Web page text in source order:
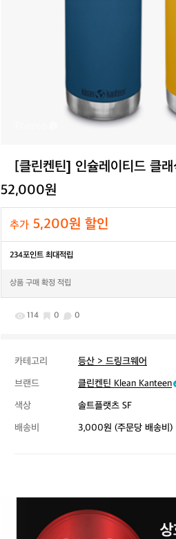
[클린켄틴] 인슐레이티드 클
52,000원
추가 5,200원 할인
234포인트 최대적립
상품 구매 확정 적립
114 0 0
카테고리
등산 > 드링크웨어
브랜드
클린켄틴 Klean Kanteen
색상
솔트플랫츠 SF
배송비
3,000원 (주문당 배송비)